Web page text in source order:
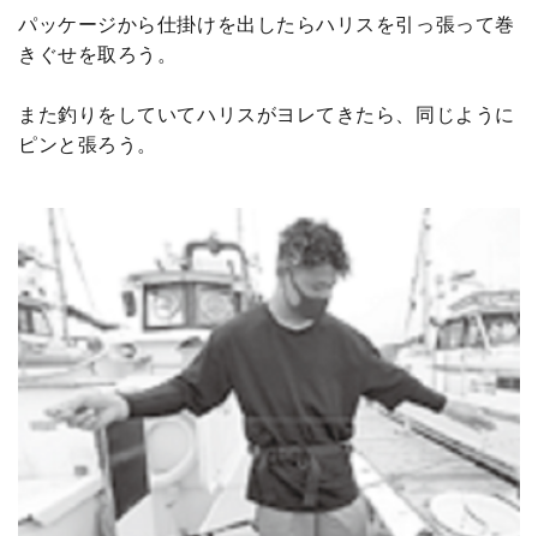
パッケージから仕掛けを出したらハリスを引っ張って巻
きぐせを取ろう。
また釣りをしていてハリスがヨレてきたら、同じように
ピンと張ろう。